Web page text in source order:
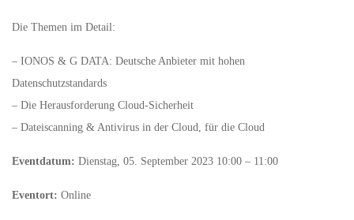
Die Themen im Detail:
– IONOS & G DATA: Deutsche Anbieter mit hohen
Datenschutzstandards
– Die Herausforderung Cloud-Sicherheit
– Dateiscanning & Antivirus in der Cloud, für die Cloud
Eventdatum: Dienstag, 05. September 2023 10:00 – 11:00
Eventort: Online